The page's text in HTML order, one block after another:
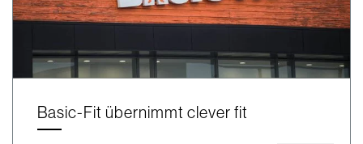
Basic-Fit übernimmt clever fit